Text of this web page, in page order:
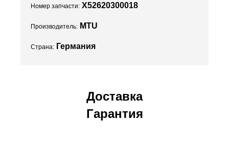
Номер запчасти: X52620300018
Производитель: MTU
Страна: Германия
Доставка
Гарантия